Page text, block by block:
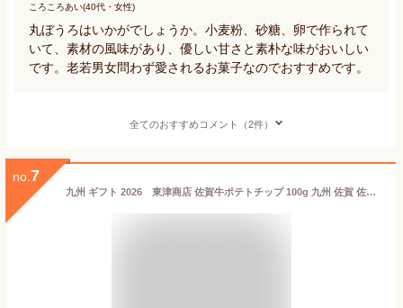
ころころあい(40代・女性)
丸ぼうろはいかがでしょうか。小麦粉、砂糖、卵で作られて
いて、素材の風味があり、優しい甘さと素朴な味がおいしい
です。老若男女問わず愛されるお菓子なのでおすすめです。
全てのおすすめコメント（2件）
no. 7
九州 ギフト 2026 東津商店 佐賀牛ポテトチップ 100g 九州 佐賀 佐賀牛 お菓子 スナック お土産 お取り寄せ 常温